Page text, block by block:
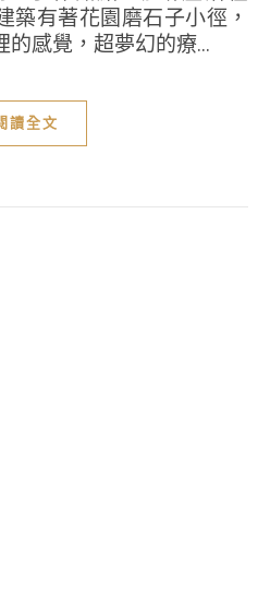
築有著花園磨石子小徑，
感覺，超夢幻的療...
讀全文